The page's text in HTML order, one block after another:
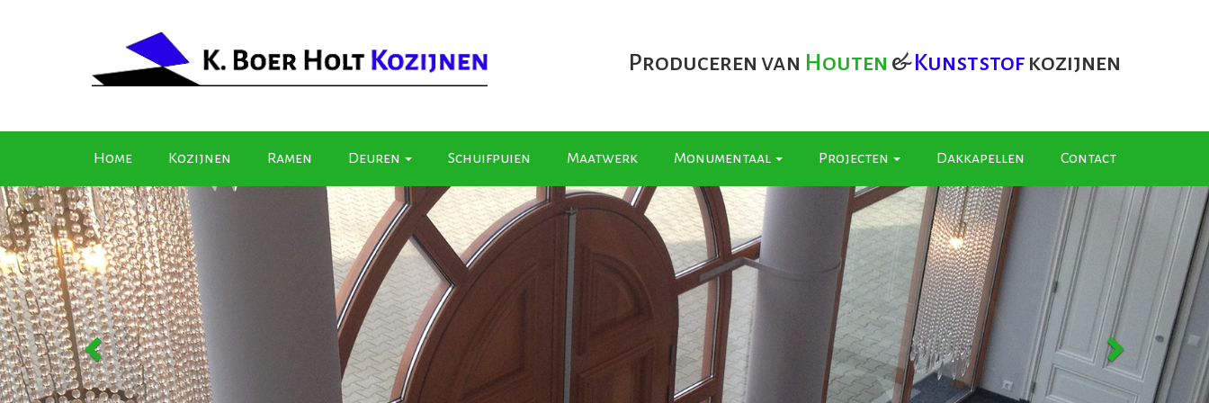
Produceren van Houten & Kunststofkozijnen
Home Kozijnen Ramen Deuren Schuifpuien Maatwerk Monumentaal Projecten Dakkapellen Contact